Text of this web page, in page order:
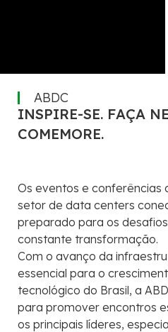
ABDC
INSPIRE-SE. FAÇA
COMEMORE.
Os eventos e conferências
setor de data centers
preparado para os
constante transformação.
Com o avanço da
essencial para o
tecnológico do Brasil, a
para promover encontros
os principais líderes,